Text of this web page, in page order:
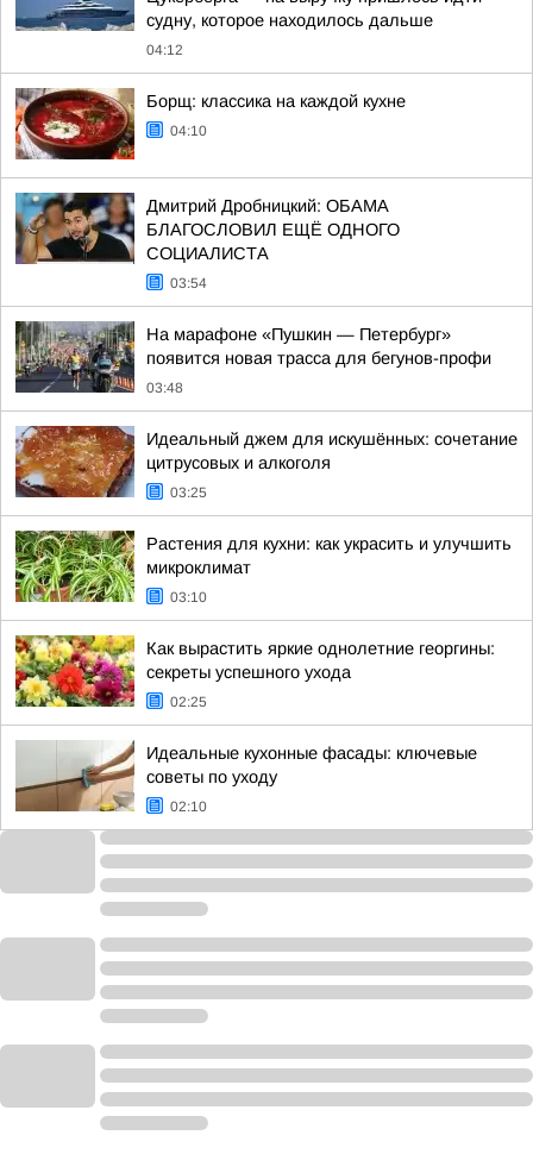
судну, которое находилось дальше
04:12
Борщ: классика на каждой кухне
04:10
Дмитрий Дробницкий: ОБАМА
БЛАГОСЛОВИЛ ЕЩЁ ОДНОГО
СОЦИАЛИСТА
03:54
На марафоне «Пушкин — Петербург»
появится новая трасса для бегунов-профи
03:48
Идеальный джем для искушённых: сочетание
цитрусовых и алкоголя
03:25
Растения для кухни: как украсить и улучшить
микроклимат
03:10
Как вырастить яркие однолетние георгины:
секреты успешного ухода
02:25
Идеальные кухонные фасады: ключевые
советы по уходу
02:10